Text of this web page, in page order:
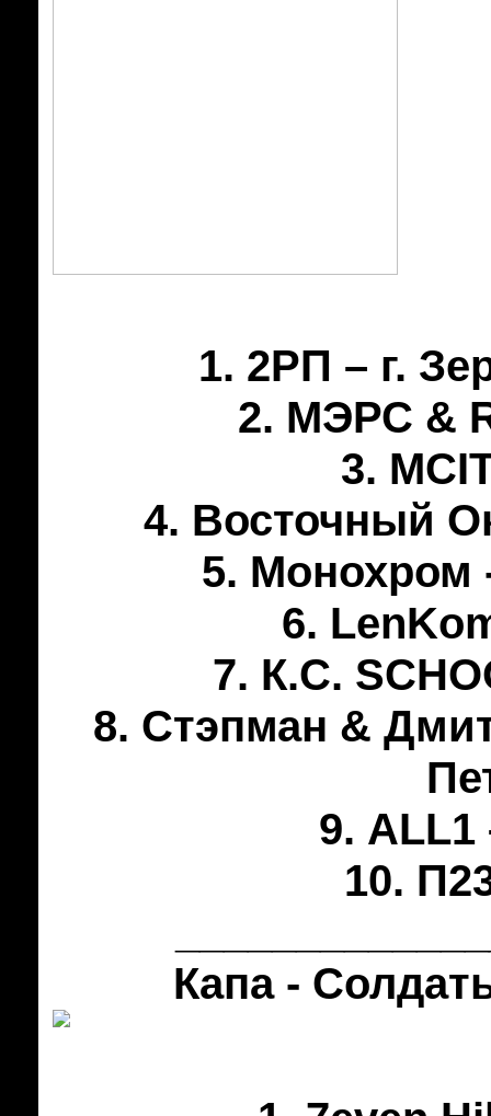
1. 2РП – г.
2. МЭРС &
3.
4. Восточный
5. Монохром
6.
7. К.С.
8. Стэпман &
9. ALL1
10.
Капа -